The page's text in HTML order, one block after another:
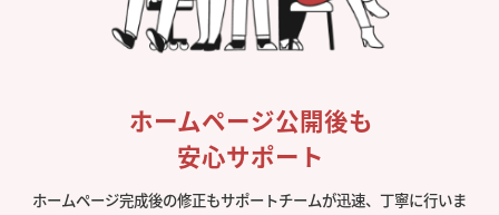
ホームページ公開後も
安心サポート
ホームページ完成後の修正もサポートチームが迅速、丁寧に行いま